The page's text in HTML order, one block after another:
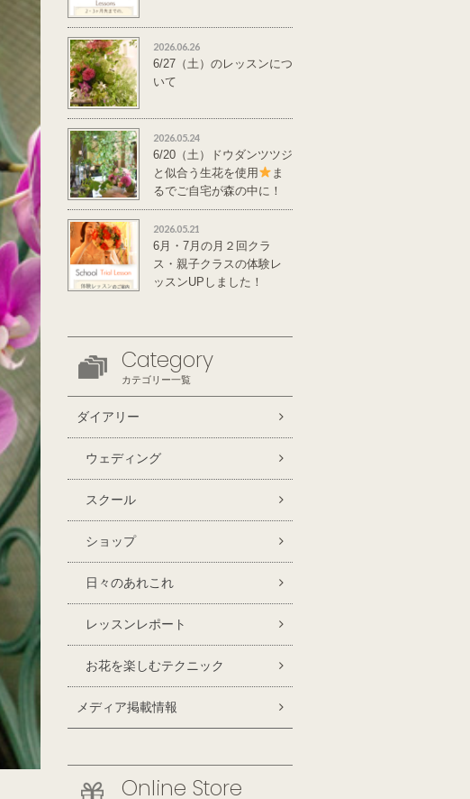
2026.06.26
6/27（土）のレッスンにつ
いて
2026.05.24
6/20（土）ドウダンツツジ
と似合う生花を使用
ま
るでご自宅が森の中に！
単発レッスンのご案
内
2026.05.21
6月・7月の月２回クラ
ス・親子クラスの体験レ
ッスンUPしました！
Category
カテゴリー一覧
ダイアリー
ウェディング
スクール
ショップ
日々のあれこれ
レッスンレポート
お花を楽しむテクニック
メディア掲載情報
Online Store